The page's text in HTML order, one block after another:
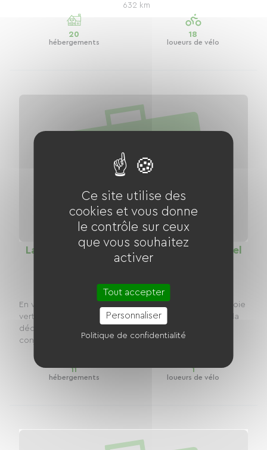
632 km
20
hébergements
18
loueurs de vélo
La Véloccitanie : Voie verte Castres - Revel
32 km
En vélo, découverte entre Tarn et Haute Garonne.La voie
verte Véloccitanie Castres - Revel est une invitation à la
découverte d’un territoire où nature et patrimoine se
conjuguent harmonieusement. Sur...
11
hébergements
1
loueurs de vélo
Ce site utilise des
cookies et vous donne
le contrôle sur ceux
que vous souhaitez
activer
Tout accepter
Personnaliser
Politique de confidentialité